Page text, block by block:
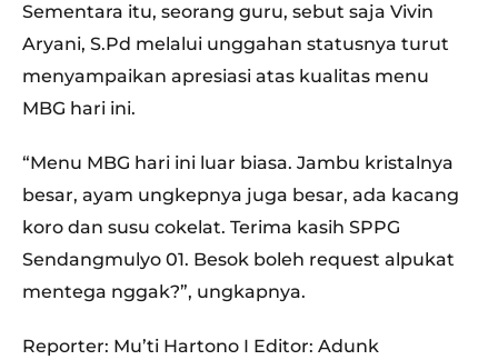
Sementara itu, seorang guru, sebut saja Vivin
Aryani, S.Pd melalui unggahan statusnya turut
menyampaikan apresiasi atas kualitas menu
MBG hari ini.
“Menu MBG hari ini luar biasa. Jambu kristalnya
besar, ayam ungkepnya juga besar, ada kacang
koro dan susu cokelat. Terima kasih SPPG
Sendangmulyo 01. Besok boleh request alpukat
mentega nggak?”, ungkapnya.
Reporter: Mu’ti Hartono I Editor: Adunk